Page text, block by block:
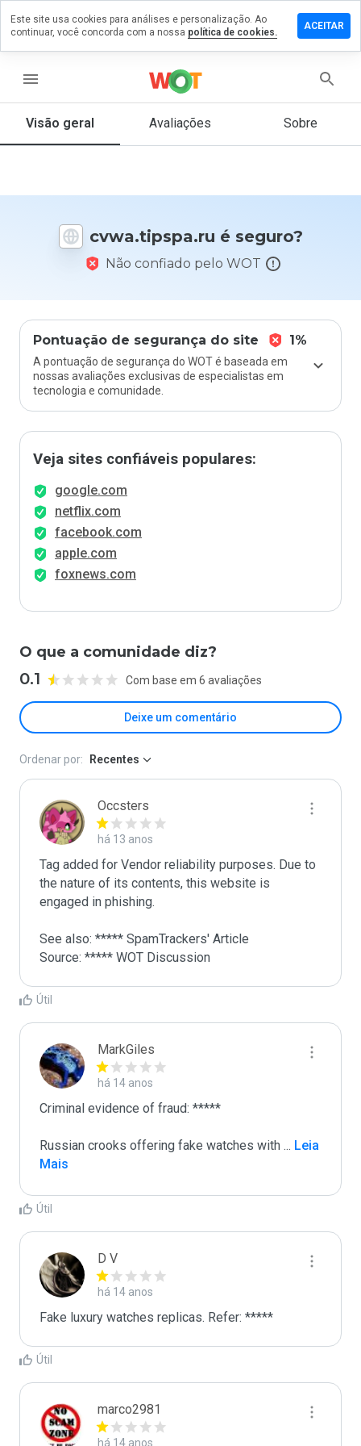
menu
Visão geral Avaliações Sobre
cvwa.tipspa.ru é seguro?
Não confiado pelo WOT
Pontuação de segurança do site 1%
A pontuação de segurança do WOT é baseada em
nossas avaliações exclusivas de especialistas em
tecnologia e comunidade.
Veja sites confiáveis populares:
google.com
netflix.com
facebook.com
apple.com
foxnews.com
O que a comunidade diz?
0.1 Com base em 6 avaliações
Deixe um comentário
um
que
Ordenar por: Recentes
Occsters
há 13 anos
Tag added for Vendor reliability purposes. Due to
the nature of its contents, this website is
engaged in phishing.
See also: ***** SpamTrackers' Article
Source: ***** WOT Discussion
Útil
MarkGiles
há 14 anos
Criminal evidence of fraud: *****
Russian crooks offering fake watches with ... Leia
Mais
Útil
D V
há 14 anos
Fake luxury watches replicas. Refer: *****
Útil
marco2981
há 14 anos
Este site usa cookies para análises e personalização. Ao
continuar, você concorda com a nossa política de cookies.
ACEITAR